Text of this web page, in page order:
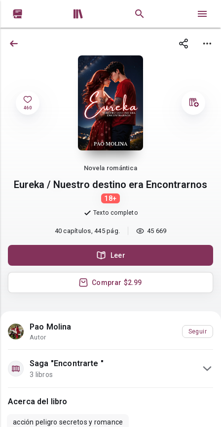
 
460
Novela romántica
Eureka / Nuestro destino era Encontrarnos
18+
Texto completo
40 capítulos, 445 pág. 45 669
Leer
Comprar $2.99
Pao Molina
Autor
Seguir
Saga "Encontrarte "
3 libros
Acerca del libro
acción peligro secretos y romance